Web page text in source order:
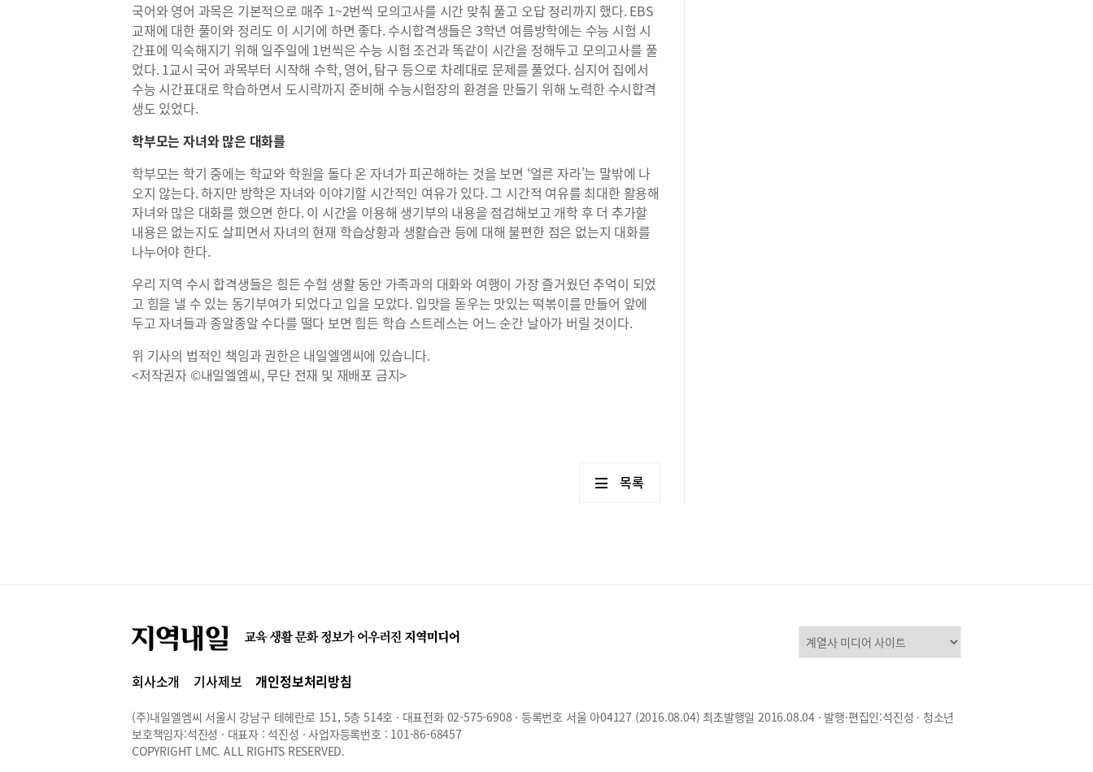
국어와 영어 과목은 기본적으로 매주 1~2번씩 모의고사를 시간 맞춰 풀고 오답 정리까지 했다. EBS
교재에 대한 풀이와 정리도 이 시기에 하면 좋다. 수시합격생들은 3학년 여름방학에는 수능 시험 시
간표에 익숙해지기 위해 일주일에 1번씩은 수능 시험 조건과 똑같이 시간을 정해두고 모의고사를 풀
었다. 1교시 국어 과목부터 시작해 수학, 영어, 탐구 등으로 차례대로 문제를 풀었다. 심지어 집에서
수능 시간표대로 학습하면서 도시락까지 준비해 수능시험장의 환경을 만들기 위해 노력한 수시합격
생도 있었다.
학부모는 자녀와 많은 대화를
학부모는 학기 중에는 학교와 학원을 돌다 온 자녀가 피곤해하는 것을 보면 ‘얼른 자라’는 말밖에 나
오지 않는다. 하지만 방학은 자녀와 이야기할 시간적인 여유가 있다. 그 시간적 여유를 최대한 활용해
자녀와 많은 대화를 했으면 한다. 이 시간을 이용해 생기부의 내용을 점검해보고 개학 후 더 추가할
내용은 없는지도 살피면서 자녀의 현재 학습상황과 생활습관 등에 대해 불편한 점은 없는지 대화를
나누어야 한다.
우리 지역 수시 합격생들은 힘든 수험 생활 동안 가족과의 대화와 여행이 가장 즐거웠던 추억이 되었
고 힘을 낼 수 있는 동기부여가 되었다고 입을 모았다. 입맛을 돋우는 맛있는 떡볶이를 만들어 앞에
두고 자녀들과 종알종알 수다를 떨다 보면 힘든 학습 스트레스는 어느 순간 날아가 버릴 것이다.
위 기사의 법적인 책임과 권한은 내일엘엠씨에 있습니다.
<저작권자 ©내일엘엠씨, 무단 전재 및 재배포 금지>
목록
회사소개 기사제보 개인정보처리방침
(주)내일엘엠씨 서울시 강남구 테헤란로 151, 5층 514호 · 대표전화 02-575-6908 · 등록번호 서울 아04127 (2016.08.04) 최초발행일 2016.08.04 · 발행·편집인:석진성 · 청소년
보호책임자:석진성 · 대표자 : 석진성 · 사업자등록번호 : 101-86-68457
COPYRIGHT LMC. ALL RIGHTS RESERVED.